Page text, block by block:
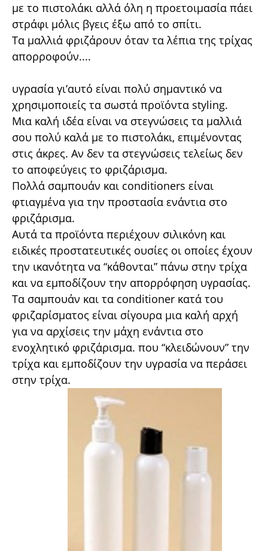
με το πιστολάκι αλλά όλη η προετοιμασία πάει
στράφι μόλις βγεις έξω από το σπίτι.
Τα μαλλιά φριζάρουν όταν τα λέπια της τρίχας
απορροφούν....
υγρασία γι’αυτό είναι πολύ σημαντικό να
χρησιμοποιείς τα σωστά προϊόντα styling.
Μια καλή ιδέα είναι να στεγνώσεις τα μαλλιά
σου πολύ καλά με το πιστολάκι, επιμένοντας
στις άκρες. Αν δεν τα στεγνώσεις τελείως δεν
το αποφεύγεις το φριζάρισμα.
Πολλά σαμπουάν και conditioners είναι
φτιαγμένα για την προστασία ενάντια στο
φριζάρισμα.
Αυτά τα προϊόντα περιέχουν σιλικόνη και
ειδικές προστατευτικές ουσίες οι οποίες έχουν
την ικανότητα να “κάθονται” πάνω στην τρίχα
και να εμποδίζουν την απορρόφηση υγρασίας.
Τα σαμπουάν και τα conditioner κατά του
φριζαρίσματος είναι σίγουρα μια καλή αρχή
για να αρχίσεις την μάχη ενάντια στο
ενοχλητικό φριζάρισμα. που “κλειδώνουν” την
τρίχα και εμποδίζουν την υγρασία να περάσει
στην τρίχα.